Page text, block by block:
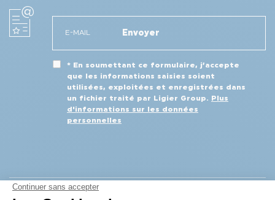
* En soumettant ce formulaire, j’accepte
que les informations saisies soient
utilisées, exploitées et enregistrées dans
un fichier traité par Ligier Group.
Plus
d'informations sur les données
personnelles
VÉHICULES NEUFS